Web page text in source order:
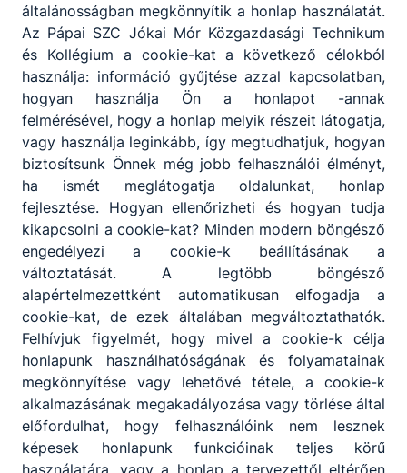
általánosságban megkönnyítik a honlap használatát.
Az Pápai SZC Jókai Mór Közgazdasági Technikum
és Kollégium a cookie-kat a következő célokból
használja: információ gyűjtése azzal kapcsolatban,
hogyan használja Ön a honlapot -annak
felmérésével, hogy a honlap melyik részeit látogatja,
vagy használja leginkább, így megtudhatjuk, hogyan
biztosítsunk Önnek még jobb felhasználói élményt,
ha ismét meglátogatja oldalunkat, honlap
fejlesztése. Hogyan ellenőrizheti és hogyan tudja
kikapcsolni a cookie-kat? Minden modern böngésző
engedélyezi a cookie-k beállításának a
változtatását. A legtöbb böngésző
alapértelmezettként automatikusan elfogadja a
cookie-kat, de ezek általában megváltoztathatók.
Felhívjuk figyelmét, hogy mivel a cookie-k célja
honlapunk használhatóságának és folyamatainak
megkönnyítése vagy lehetővé tétele, a cookie-k
alkalmazásának megakadályozása vagy törlése által
előfordulhat, hogy felhasználóink nem lesznek
képesek honlapunk funkcióinak teljes körű
használatára, vagy a honlap a tervezettől eltérően